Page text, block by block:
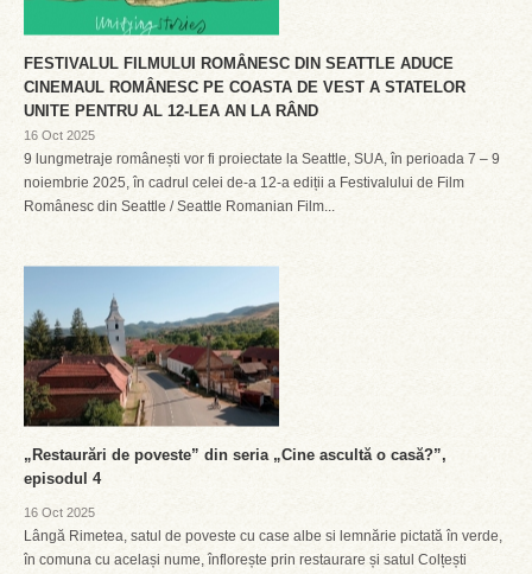
FESTIVALUL FILMULUI ROMÂNESC DIN SEATTLE ADUCE
CINEMAUL ROMÂNESC PE COASTA DE VEST A STATELOR
UNITE PENTRU AL 12-LEA AN LA RÂND
16 Oct 2025
9 lungmetraje românești vor fi proiectate la Seattle, SUA, în perioada 7 – 9
noiembrie 2025, în cadrul celei de-a 12-a ediții a Festivalului de Film
Românesc din Seattle / Seattle Romanian Film...
„Restaurări de poveste” din seria „Cine ascultă o casă?”,
episodul 4
16 Oct 2025
Lângă Rimetea, satul de poveste cu case albe si lemnărie pictată în verde,
în comuna cu același nume, înflorește prin restaurare și satul Colțești